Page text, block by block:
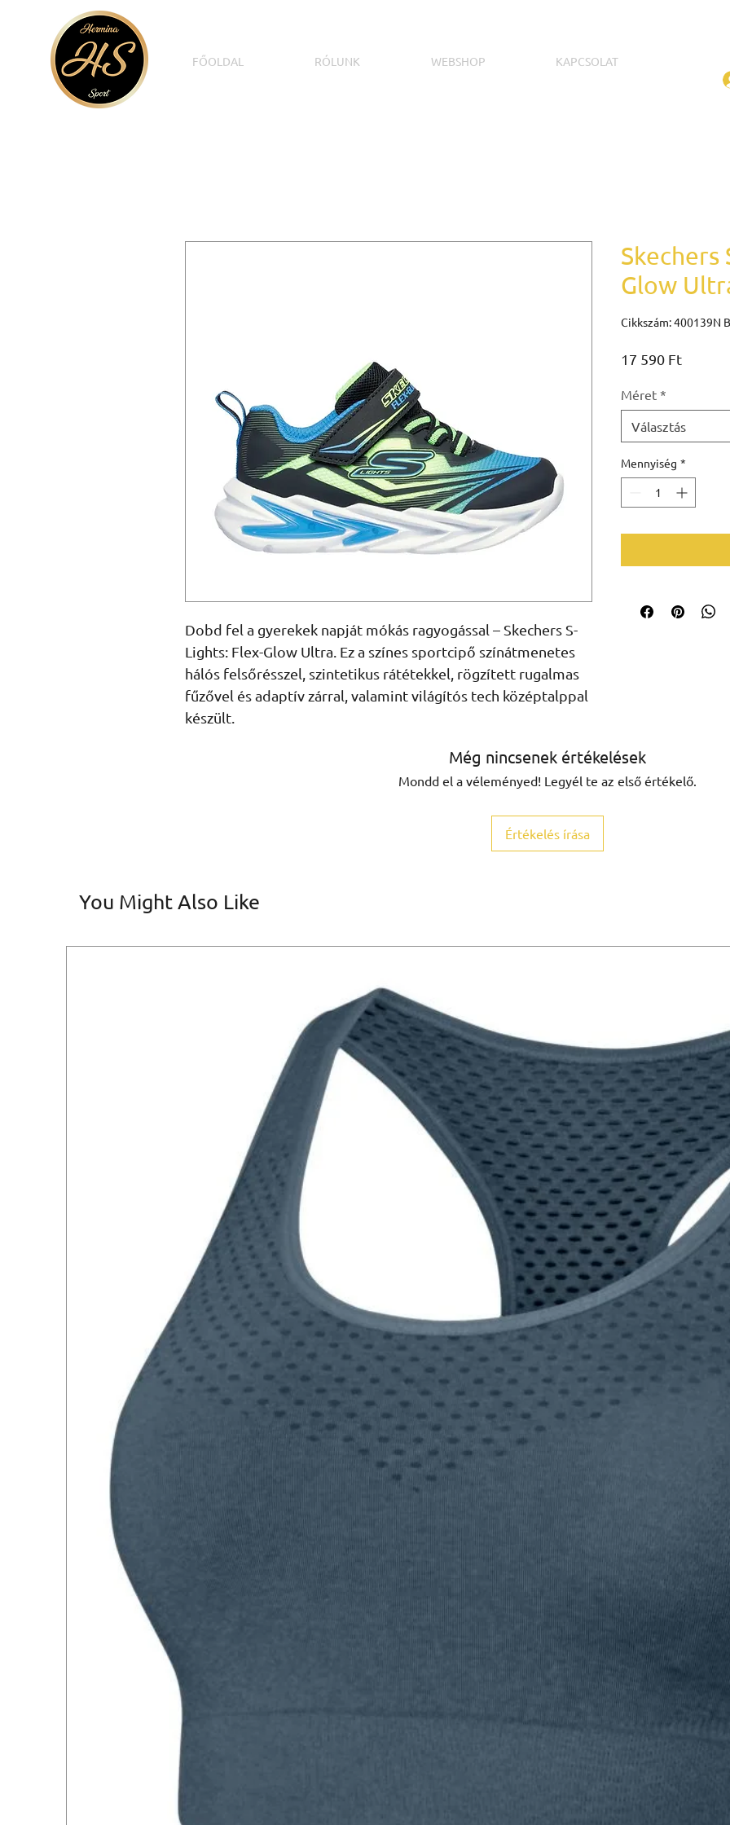
FŐOLDAL RÓLUNK WEBSHOP KAPCSOLAT
Dobd fel a gyerekek napját mókás ragyogással – Skechers S-
Lights: Flex-Glow Ultra. Ez a színes sportcipő színátmenetes
hálós felsőrésszel, szintetikus rátétekkel, rögzített rugalmas
fűzővel és adaptív zárral, valamint világítós tech középtalppal
készült.
Skechers
Glow
Cikkszám: 400139N
17 590 FtÁr
Méret *
Választás
Mennyiség *
Még nincsenek értékelések
Mondd el a véleményed! Legyél te az első értékelő.
Értékelés írása
You Might Also Like